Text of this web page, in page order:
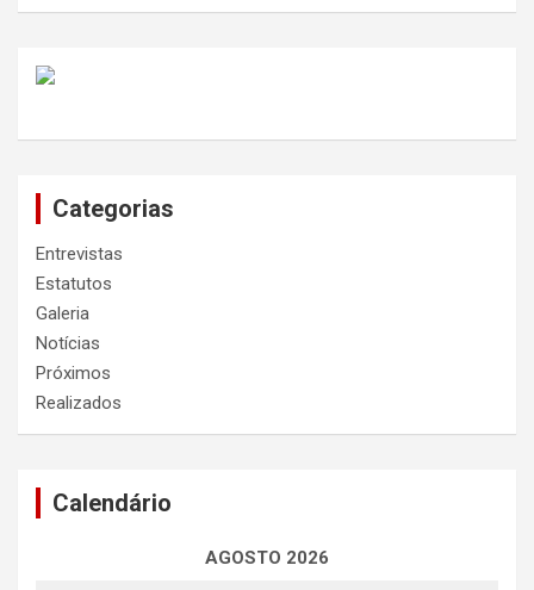
Categorias
Entrevistas
Estatutos
Galeria
Notícias
Próximos
Realizados
Calendário
AGOSTO 2026